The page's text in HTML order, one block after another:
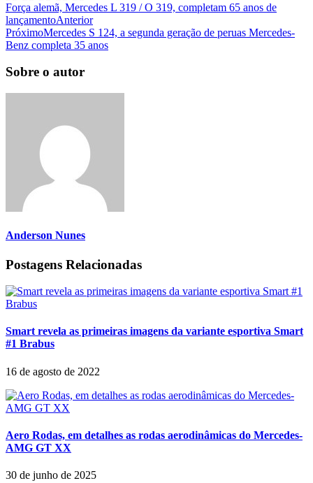
Força alemã, Mercedes L 319 / O 319, completam 65 anos de
lançamentoAnterior
PróximoMercedes S 124, a segunda geração de peruas Mercedes-
Benz completa 35 anos
Sobre o autor
Anderson Nunes
Postagens Relacionadas
Smart revela as primeiras imagens da variante esportiva Smart
#1 Brabus
16 de agosto de 2022
Aero Rodas, em detalhes as rodas aerodinâmicas do Mercedes-
AMG GT XX
30 de junho de 2025